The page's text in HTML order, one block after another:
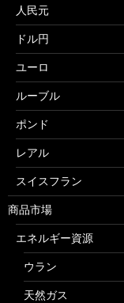
人民元
ドル円
ユーロ
ルーブル
ポンド
レアル
スイスフラン
商品市場
エネルギー資源
ウラン
天然ガス